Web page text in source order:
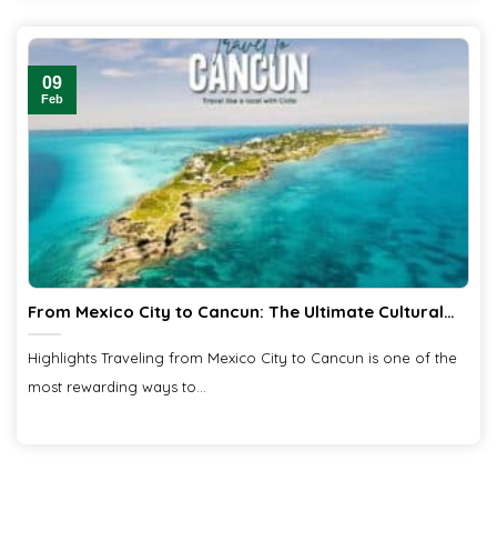
From Mexico City to Cancun: The Ultimate Cultural
Journey Across Southern Mexico
Highlights Traveling from Mexico City to Cancun is one of the
most rewarding ways to...
09
Feb